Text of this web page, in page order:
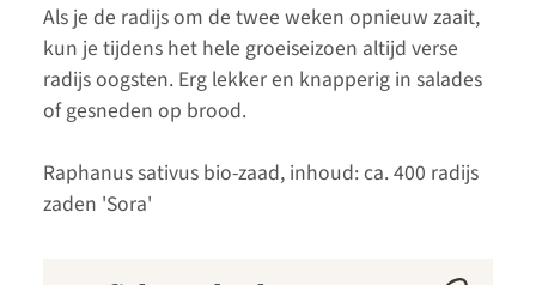
Als je de radijs om de twee weken opnieuw zaait,
kun je tijdens het hele groeiseizoen altijd verse
radijs oogsten. Erg lekker en knapperig in salades
of gesneden op brood.
Raphanus sativus bio-zaad, inhoud: ca. 400 radijs
zaden 'Sora'